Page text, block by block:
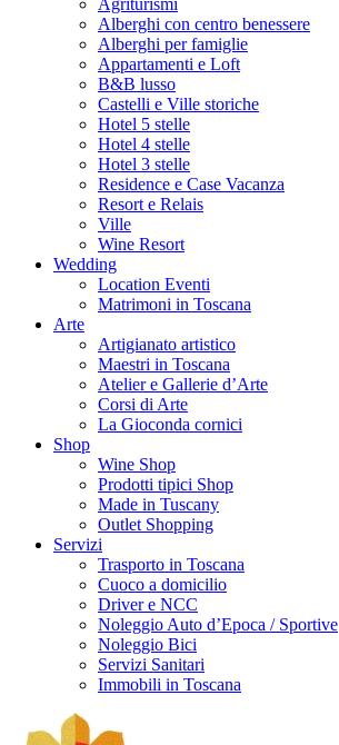
Agriturismi
Alberghi con centro benessere
Alberghi per famiglie
Appartamenti e Loft
B&B lusso
Castelli e Ville storiche
Hotel 5 stelle
Hotel 4 stelle
Hotel 3 stelle
Residence e Case Vacanza
Resort e Relais
Ville
Wine Resort
Wedding
Location Eventi
Matrimoni in Toscana
Arte
Artigianato artistico
Maestri in Toscana
Atelier e Gallerie d’Arte
Corsi di Arte
La Gioconda cornici
Shop
Wine Shop
Prodotti tipici Shop
Made in Tuscany
Outlet Shopping
Servizi
Trasporto in Toscana
Cuoco a domicilio
Driver e NCC
Noleggio Auto d’Epoca / Sportive
Noleggio Bici
Servizi Sanitari
Immobili in Toscana